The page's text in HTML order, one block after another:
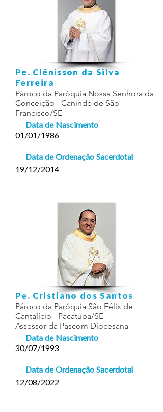
Pe. Clênisson da Silva
Ferreira
Pároco da Paróquia Nossa Senhora da
Conceição - Canindé de São
Francisco/SE
Data de Nascimento
01/01/1986
Data de Ordenação Sacerdotal
19/12/2014
Pe. Cristiano dos Santos
Pároco da Paróquia São Félix de
Cantalício - Pacatuba/SE
Assessor da Pascom Diocesana
Data de Nascimento
30/07/1993
Data de Ordenação Sacerdotal
12/08/2022